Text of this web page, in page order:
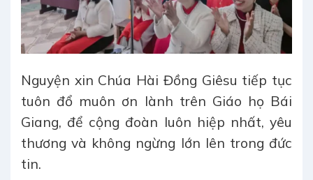
Nguyện xin Chúa Hài Đồng Giêsu tiếp tục
tuôn đổ muôn ơn lành trên Giáo họ Bái
Giang, để cộng đoàn luôn hiệp nhất, yêu
thương và không ngừng lớn lên trong đức
tin.